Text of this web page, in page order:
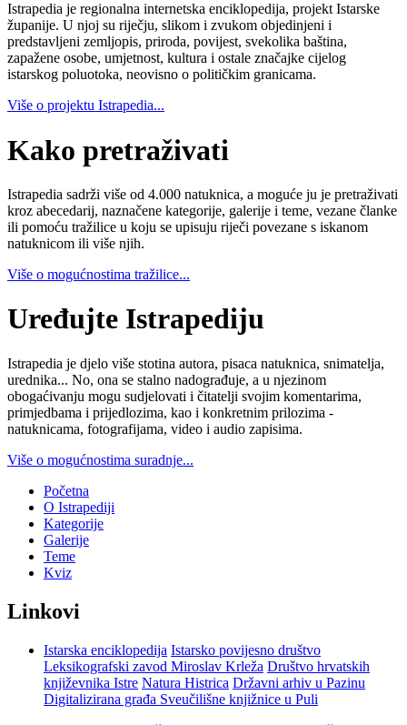
Istrapedia je regionalna internetska enciklopedija, projekt Istarske
županije. U njoj su riječju, slikom i zvukom objedinjeni i
predstavljeni zemljopis, priroda, povijest, svekolika baština,
zapažene osobe, umjetnost, kultura i ostale značajke cijelog
istarskog poluotoka, neovisno o političkim granicama.
Više o projektu Istrapedia...
Kako pretraživati
Istrapedia sadrži više od 4.000 natuknica, a moguće ju je pretraživati
kroz abecedarij, naznačene kategorije, galerije i teme, vezane članke
ili pomoću tražilice u koju se upisuju riječi povezane s iskanom
natuknicom ili više njih.
Više o mogućnostima tražilice...
Uređujte Istrapediju
Istrapedia je djelo više stotina autora, pisaca natuknica, snimatelja,
urednika... No, ona se stalno nadograđuje, a u njezinom
obogaćivanju mogu sudjelovati i čitatelji svojim komentarima,
primjedbama i prijedlozima, kao i konkretnim prilozima -
natuknicama, fotografijama, video i audio zapisima.
Više o mogućnostima suradnje...
Početna
O Istrapediji
Kategorije
Galerije
Teme
Kviz
Linkovi
Istarska enciklopedija Istarsko povijesno društvo
Leksikografski zavod Miroslav Krleža Društvo hrvatskih
književnika Istre Natura Histrica Državni arhiv u Pazinu
Digitalizirana građa Sveučilišne knjižnice u Puli